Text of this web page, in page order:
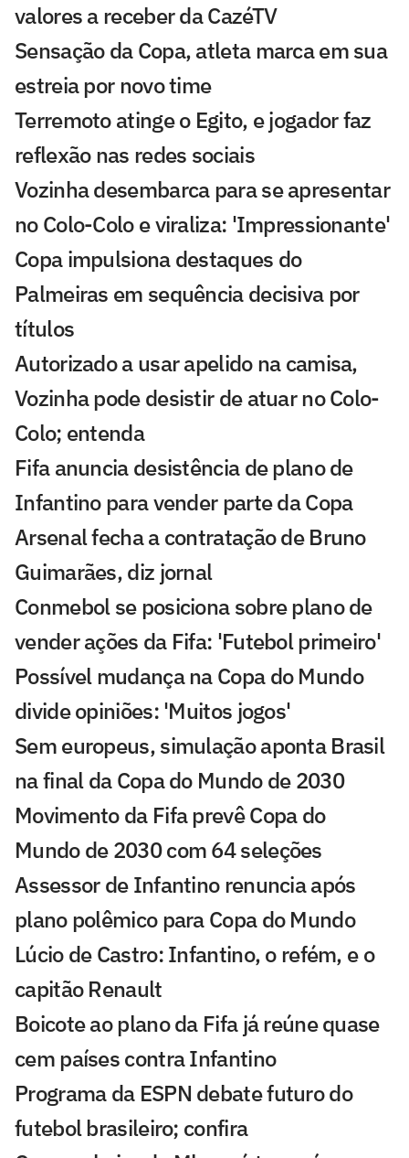
valores a receber da CazéTV
Sensação da Copa, atleta marca em sua
estreia por novo time
Terremoto atinge o Egito, e jogador faz
reflexão nas redes sociais
Vozinha desembarca para se apresentar
no Colo-Colo e viraliza: 'Impressionante'
Copa impulsiona destaques do
Palmeiras em sequência decisiva por
títulos
Autorizado a usar apelido na camisa,
Vozinha pode desistir de atuar no Colo-
Colo; entenda
Fifa anuncia desistência de plano de
Infantino para vender parte da Copa
Arsenal fecha a contratação de Bruno
Guimarães, diz jornal
Conmebol se posiciona sobre plano de
vender ações da Fifa: 'Futebol primeiro'
Possível mudança na Copa do Mundo
divide opiniões: 'Muitos jogos'
Sem europeus, simulação aponta Brasil
na final da Copa do Mundo de 2030
Movimento da Fifa prevê Copa do
Mundo de 2030 com 64 seleções
Assessor de Infantino renuncia após
plano polêmico para Copa do Mundo
Lúcio de Castro: Infantino, o refém, e o
capitão Renault
Boicote ao plano da Fifa já reúne quase
cem países contra Infantino
Programa da ESPN debate futuro do
futebol brasileiro; confira